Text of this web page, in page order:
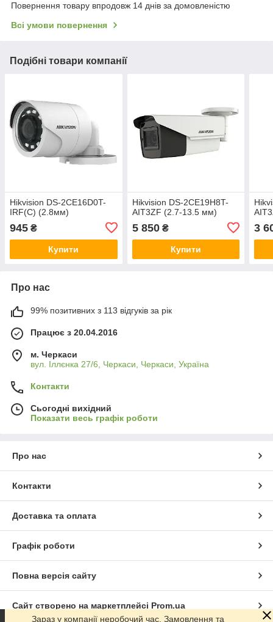
Повернення товару впродовж 14 днів за домовленістю
Всі умови повернення
Подібні товари компанії
Hikvision DS-2CE16D0T-
IRF(C) (2.8мм)
945 ₴
Купити
Hikvision DS-2CE19H8T-
AIT3ZF (2.7-13.5 мм)
5 850₴
Купити
3
Про нас
99% позитивних з 113 відгуків за рік
Працює з 20.04.2016
м. Черкаси
вул. Іллєнка 27/6, Черкаси, Черкаси, Україна
Контакти
Сьогодні вихідний
Показати весь графік роботи
Про нас
Контакти
Доставка та оплата
Графік роботи
Повна версія сайту
Сайт створено на маркетплейсі Prom.ua
Зараз у компанії неробочий час. Замовлення та